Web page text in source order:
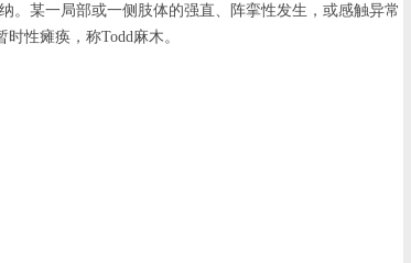
某一局部或一侧肢体的强直、阵挛性发生，或感触异常
性瘫痪，称Todd麻木。